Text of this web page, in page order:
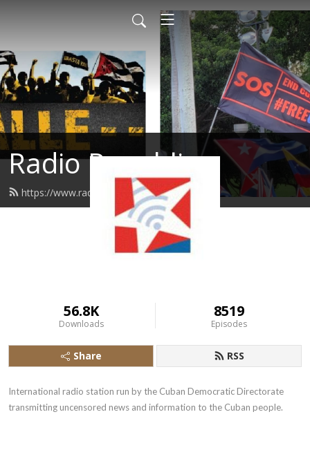
Radio Republica
https://www.radiorepublica.us/feed.xml
56.8K
Downloads
8519
Episodes
Share RSS
International radio station run by the Cuban Democratic Directorate
transmitting uncensored news and information to the Cuban people.